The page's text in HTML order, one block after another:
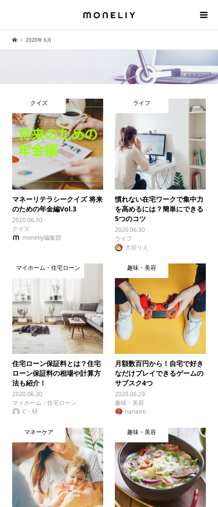
2020年 6月
クイズ
マネーリテラシークイズ 将来
のための年金編Vol.3
2020.06.30
クイズ
moneliy編集部
ライフ
慣れない在宅ワークで集中力
を高めるには？簡単にできる
5つのコツ
2020.06.30
ライフ
大谷りえ
マイホーム・住宅ローン
住宅ローン保証料とは？住宅
ローン保証料の相場や計算方
法も紹介！
2020.06.30
マイホーム・住宅ローン
C・M
趣味・美容
月額数百円から！自宅で好き
なだけプレイできるゲームの
サブスク4つ
2020.06.29
趣味・美容
nanairo
マネーケア 趣味・美容